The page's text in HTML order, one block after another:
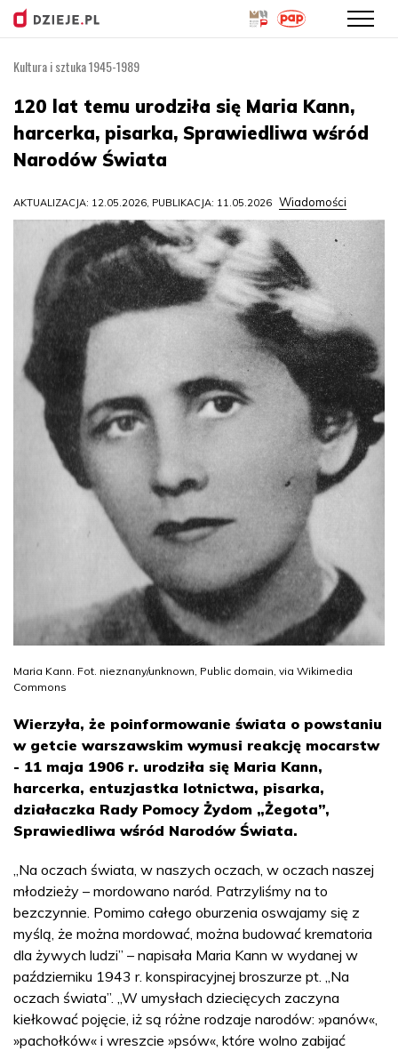
treści
Kultura i sztuka 1945-1989
120 lat temu urodziła się Maria Kann,
harcerka, pisarka, Sprawiedliwa wśród
Narodów Świata
AKTUALIZACJA: 12.05.2026, PUBLIKACJA: 11.05.2026 Wiadomości
Maria Kann. Fot. nieznany/unknown, Public domain, via Wikimedia
Commons
Wierzyła, że poinformowanie świata o powstaniu
w getcie warszawskim wymusi reakcję mocarstw
- 11 maja 1906 r. urodziła się Maria Kann,
harcerka, entuzjastka lotnictwa, pisarka,
działaczka Rady Pomocy Żydom „Żegota”,
Sprawiedliwa wśród Narodów Świata.
„Na oczach świata, w naszych oczach, w oczach naszej
młodzieży – mordowano naród. Patrzyliśmy na to
bezczynnie. Pomimo całego oburzenia oswajamy się z
myślą, że można mordować, można budować krematoria
dla żywych ludzi” – napisała Maria Kann w wydanej w
październiku 1943 r. konspiracyjnej broszurze pt. „Na
oczach świata”. „W umysłach dziecięcych zaczyna
kiełkować pojęcie, iż są różne rodzaje narodów: »panów«,
»pachołków« i wreszcie »psów«, które wolno zabijać